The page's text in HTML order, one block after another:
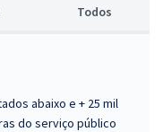
Todos
abaixo e + 25 mil
do serviço público